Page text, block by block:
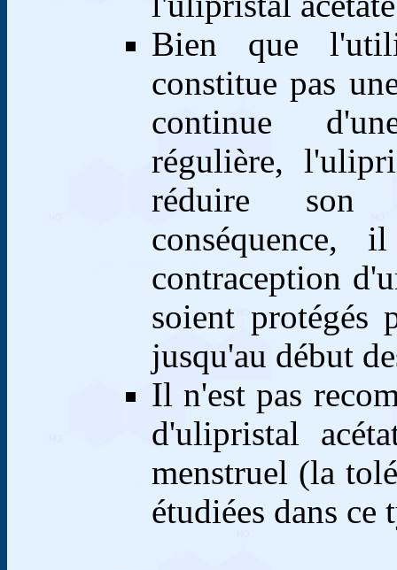
Bien que
constitue pas
continue
régulière,
réduire son
conséquence,
contraception
soient protégés
jusqu'au début
Il n'est pas
d'ulipristal
menstruel (la
étudiées dans